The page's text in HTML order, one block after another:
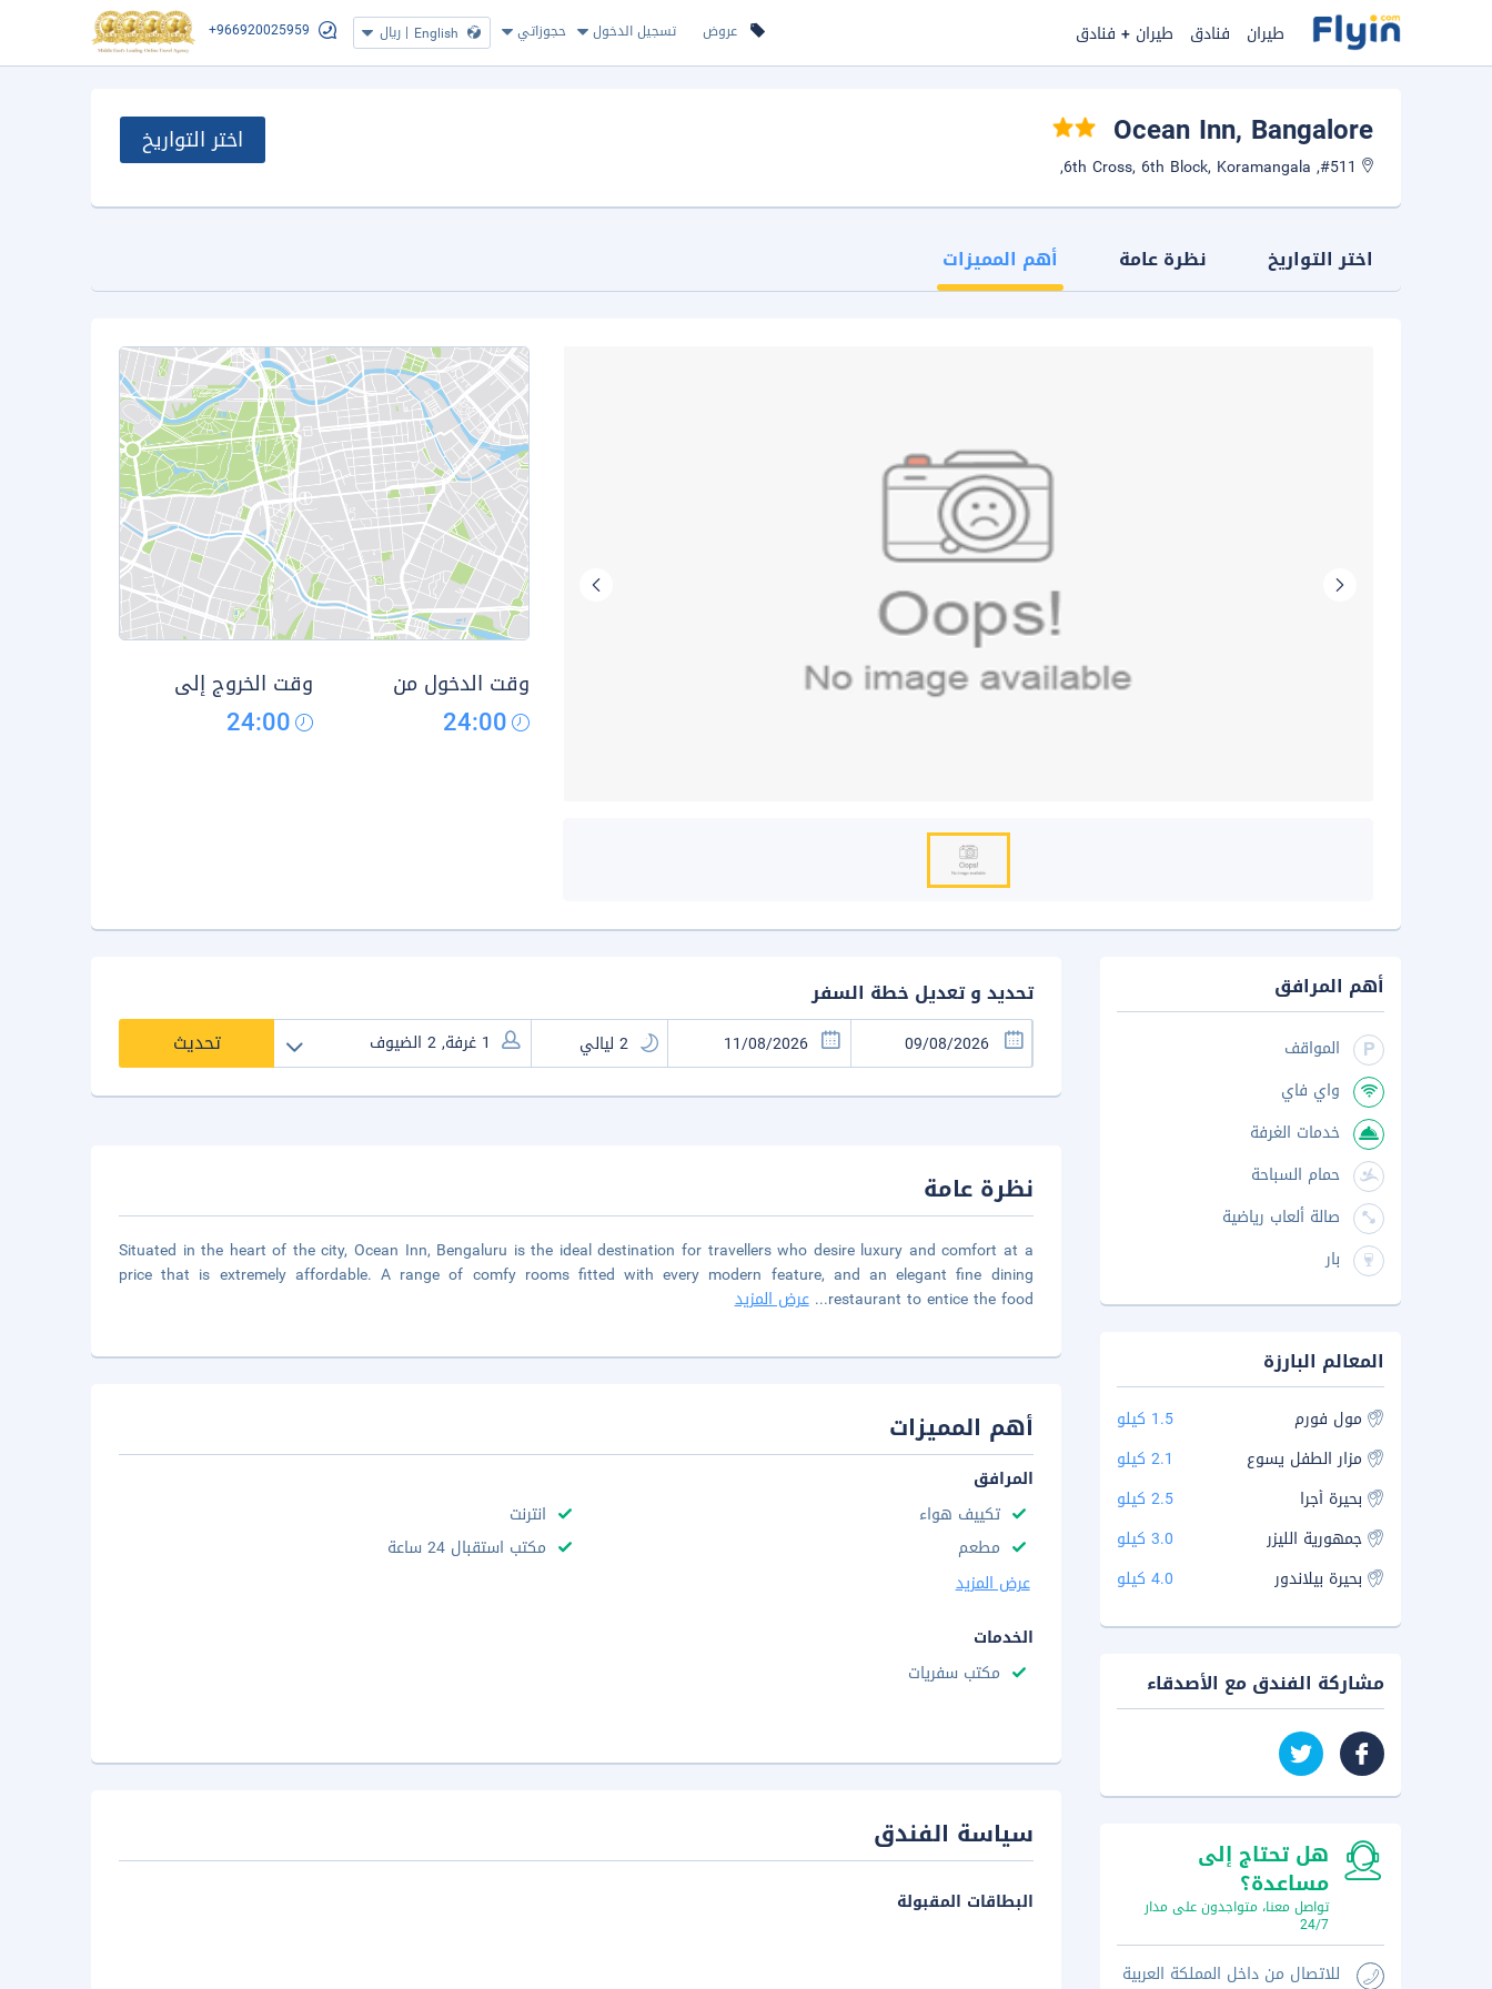
عروض تسجيل الدخول حجوزاتي English
| ريال +966920025959 طيران فنادق طيران + فنادق
Ocean Inn, Bangalore اختر التواريخ
اختر التواريخ نظرة عامة أهم المميزات
وقت الدخول من
24:00
وقت الخروج إلى
24:00
تحديد و تعديل خطة السفر
تحديث
نظرة عامة
Situated in the heart of the city, Ocean Inn, Bengaluru is the ideal destination for travellers who desire luxury and comfort at a
price that is extremely affordable. A range of comfy rooms fitted with every modern feature, and an elegant fine dining
restaurant to entice the food
...عرض المزيد
أهم المميزات
المرافق
تكييف هواء
انترنت
مطعم
مكتب استقبال 24 ساعة
عرض المزيد
الخدمات
مكتب سفريات
سياسة الفندق
البطاقات المقبولة
أهم المرافق
المواقف
واي فاي
خدمات الغرفة
حمام السباحة
صالة ألعاب رياضية
بار
المعالم البارزة
مول فورم
1.5 كيلو
مزار الطفل يسوع
2.1 كيلو
بحيرة أجرا
2.5 كيلو
جمهورية الليزر
3.0 كيلو
بحيرة بيلاندور
4.0 كيلو
مشاركة الفندق مع الأصدقاء
هل تحتاج إلى
مساعدة؟
تواصل معنا، متواجدون على مدار
24/7
للاتصال من داخل المملكة العربية